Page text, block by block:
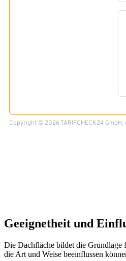
Geeignetheit und
Die Dachfläche bildet die Grundlage
die Art und Weise beeinflussen